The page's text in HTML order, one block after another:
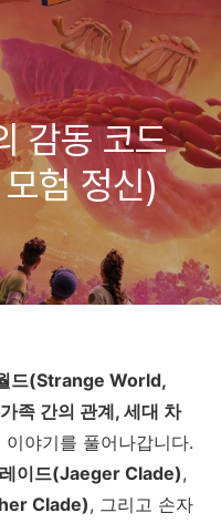
감동 코드
험 정신)
드(Strange World,
가족 간의 관계, 세대 차
이야기를 풀어나갑니다.
이드(Jaeger Clade),
Clade), 그리고 손자